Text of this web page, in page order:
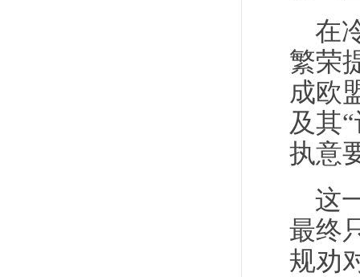
在
繁荣
成欧
及其
执意
这
最终
规劝